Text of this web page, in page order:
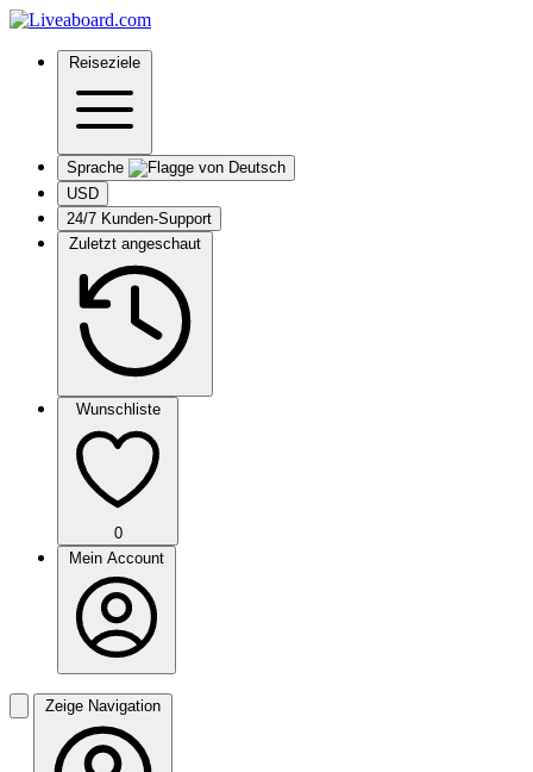
Reiseziele
Sprache
USD
24/7 Kunden-Support
Zuletzt angeschaut
Wunschliste
0
Mein Account
Zeige Navigation